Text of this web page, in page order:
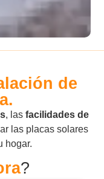
de
, las facilidades de
las placas solares
hogar.
?